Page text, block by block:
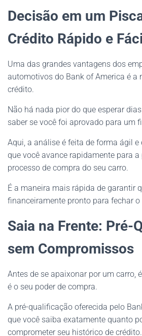
Decisão em um
Crédito Rápido e
Uma das grandes vantagens dos
automotivos do Bank of America é a
crédito.
Não há nada pior do que esperar
saber se você foi aprovado para um
Aqui, a análise é feita de forma ágil
que você avance rapidamente para
processo de compra do seu carro.
É a maneira mais rápida de garantir
financeiramente pronto para fechar o
Saia na Frente: Pré-
sem Compromissos
Antes de se apaixonar por um carro,
é o seu poder de compra.
A pré-qualificação oferecida pelo
que você saiba exatamente quanto
comprometer seu histórico de crédito.